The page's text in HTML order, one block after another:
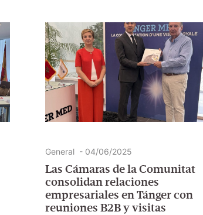
General - 04/06/2025
Las Cámaras de la Comunitat
consolidan relaciones
empresariales en Tánger con
reuniones B2B y visitas